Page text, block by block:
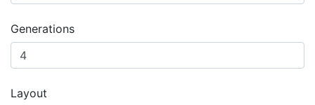
Generations
Layout